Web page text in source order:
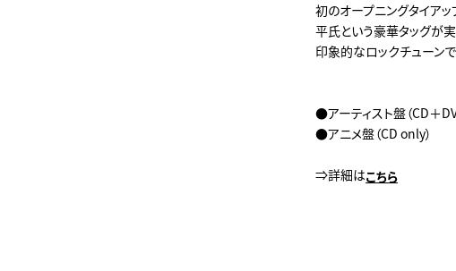
初のオープニングタイア
平氏という豪華タッグが実
印象的なロックチューンで
●アーティスト盤（CD＋
●アニメ盤（CD only）
⇒詳細はこちら